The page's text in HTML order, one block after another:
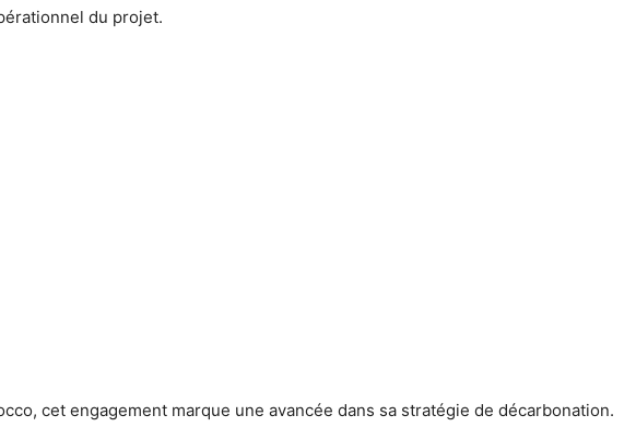
du projet.
cet engagement marque une avancée dans sa stratégie de décarbonation.